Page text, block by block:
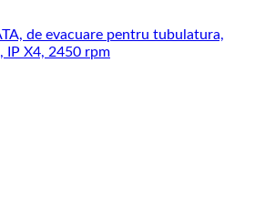
de evacuare pentru tubulatura,
IP X4, 2450 rpm